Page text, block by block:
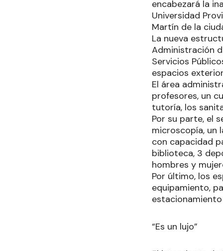
encabezará la
Universidad
Martín de la
La nueva
Administración
Servicios
espacios
El área
profesores, un
tutoría, los
Por su parte, el
microscopía, un
con capacidad
biblioteca, 3
hombres y
Por último, los
equipamiento,
“Es un lujo”